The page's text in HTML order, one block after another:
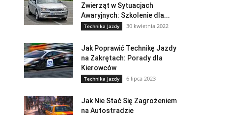
Zwierząt w Sytuacjach
Awaryjnych: Szkolenie dla...
Technika Jazdy 30 kwietnia 2022
Jak Poprawić Technikę Jazdy
na Zakrętach: Porady dla
Kierowców
Technika Jazdy 6 lipca 2023
Jak Nie Stać Się Zagrożeniem
na Autostradzie